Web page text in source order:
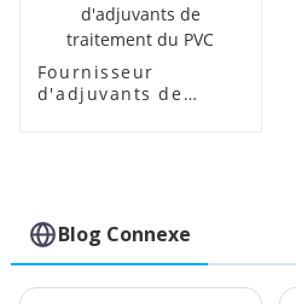
Fournisseur
d'adjuvants de
Blog Connexe